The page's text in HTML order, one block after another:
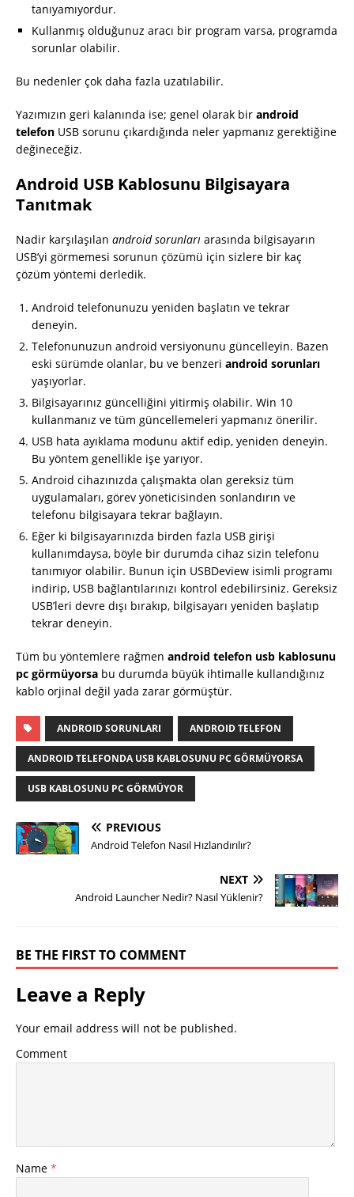
tanıyamıyordur.
Kullanmış olduğunuz aracı bir program varsa, programda
sorunlar olabilir.
Bu nedenler çok daha fazla uzatılabilir.
Yazımızın geri kalanında ise; genel olarak bir android
telefon USB sorunu çıkardığında neler yapmanız gerektiğine
değineceğiz.
Android USB Kablosunu Bilgisayara
Tanıtmak
Nadir karşılaşılan android sorunları arasında bilgisayarın
USB’yi görmemesi sorunun çözümü için sizlere bir kaç
çözüm yöntemi derledik.
Android telefonunuzu yeniden başlatın ve tekrar
deneyin.
Telefonunuzun android versiyonunu güncelleyin. Bazen
eski sürümde olanlar, bu ve benzeri android sorunları
yaşıyorlar.
Bilgisayarınız güncelliğini yitirmiş olabilir. Win 10
kullanmanız ve tüm güncellemeleri yapmanız önerilir.
USB hata ayıklama modunu aktif edip, yeniden deneyin.
Bu yöntem genellikle işe yarıyor.
Android cihazınızda çalışmakta olan gereksiz tüm
uygulamaları, görev yöneticisinden sonlandırın ve
telefonu bilgisayara tekrar bağlayın.
Eğer ki bilgisayarınızda birden fazla USB girişi
kullanımdaysa, böyle bir durumda cihaz sizin telefonu
tanımıyor olabilir. Bunun için USBDeview isimli programı
indirip, USB bağlantılarınızı kontrol edebilirsiniz. Gereksiz
USB’leri devre dışı bırakıp, bilgisayarı yeniden başlatıp
tekrar deneyin.
Tüm bu yöntemlere rağmen android telefon usb kablosunu
pc görmüyorsa bu durumda büyük ihtimalle kullandığınız
kablo orjinal değil yada zarar görmüştür.
ANDROID SORUNLARI ANDROID TELEFON
ANDROID TELEFONDA USB KABLOSUNU PC GÖRMÜYORSA
USB KABLOSUNU PC GÖRMÜYOR
PREVIOUS
Android Telefon Nasıl Hızlandırılır?
NEXT
Android Launcher Nedir? Nasıl Yüklenir?
BE THE FIRST TO COMMENT
Leave a Reply
Your email address will not be published.
Comment
Name *